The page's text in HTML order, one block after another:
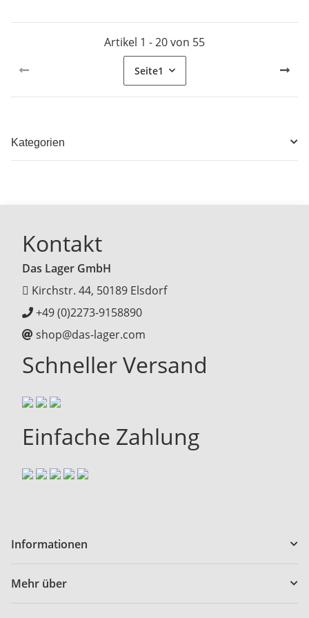
Artikel 1 - 20 von 55
Seite1
Kategorien
Kontakt
Das Lager GmbH
Kirchstr. 44, 50189 Elsdorf
+49 (0)2273-9158890
shop@das-lager.com
Schneller Versand
Einfache Zahlung
Informationen
Mehr über